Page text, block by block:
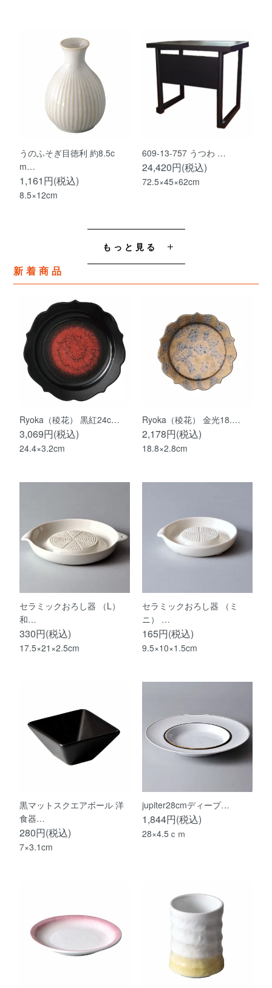
うのふそぎ目徳利 約8.5c
m…
1,161円(税込)
8.5×12cm
609-13-757 うつわ …
24,420円(税込)
72.5×45×62cm
もっと見る
新着商品
Ryoka（稜花） 黒紅24c…
3,069円(税込)
24.4×3.2cm
Ryoka（稜花） 金光18.…
2,178円(税込)
18.8×2.8cm
セラミックおろし器 （L）
和…
330円(税込)
17.5×21×2.5cm
セラミックおろし器 （ミ
ニ） …
165円(税込)
9.5×10×1.5cm
黒マットスクエアボール 洋
食器…
280円(税込)
7×3.1cm
jupiter28cmディープ…
1,844円(税込)
28×4.5ｃｍ